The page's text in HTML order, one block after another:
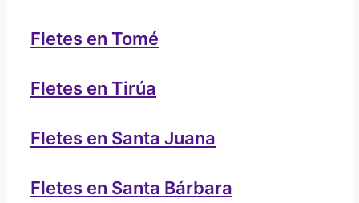
Fletes en Tomé
Fletes en Tirúa
Fletes en Santa Juana
Fletes en Santa Bárbara